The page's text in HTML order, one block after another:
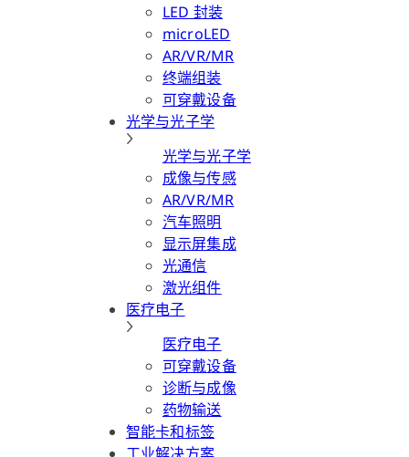
LED 封装
microLED
AR/VR/MR
终端组装
可穿戴设备
光学与光子学
光学与光子学
成像与传感
AR/VR/MR
汽车照明
显示屏集成
光通信
激光组件
医疗电子
医疗电子
可穿戴设备
诊断与成像
药物输送
智能卡和标签